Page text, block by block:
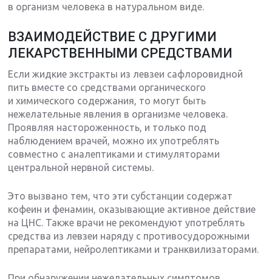
в организм человека в натуральном виде.
ВЗАИМОДЕЙСТВИЕ С ДРУГИМИ
ЛЕКАРСТВЕННЫМИ СРЕДСТВАМИ
Если жидкие экстракты из левзеи сафлоровидной
пить вместе со средствами органического
и химического содержания, то могут быть
нежелательные явления в организме человека.
Проявляя настороженность, и только под
наблюдением врачей, можно их употреблять
совместно с аналептиками и стимуляторами
центральной нервной системы.
Это вызвано тем, что эти субстанции содержат
кофеин и фенамин, оказывающие активное действие
на ЦНС. Также врачи не рекомендуют употреблять
средства из левзеи наряду с противосудорожными
препаратами, нейролептиками и транквилизаторами.